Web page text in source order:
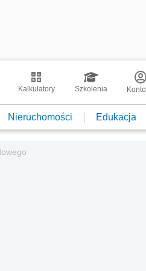
Kalkulatory Szkolenia Konto
Nieruchomości Edukacja